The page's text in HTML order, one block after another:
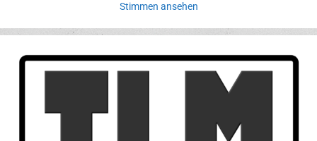
Stimmen ansehen